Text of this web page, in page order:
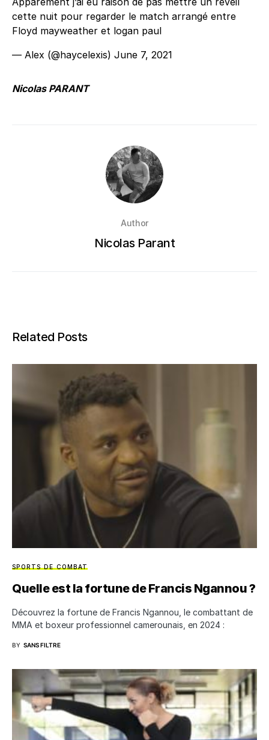
cette nuit pour regarder le match arrangé entre
Floyd mayweather et logan paul
— Alex (@haycelexis) June 7, 2021
Nicolas PARANT
Author
Nicolas Parant
Related Posts
SPORTS DE COMBAT
Quelle est la fortune de Francis Ngannou ?
Découvrez la fortune de Francis Ngannou, le combattant de
MMA et boxeur professionnel camerounais, en 2024 :
BY SANS FILTRE